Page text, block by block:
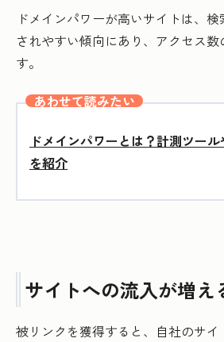
ドメインパワーが高いサイトは、
されやすい傾向にあり、アクセス
す。
あわせて読みたい
ドメインパワーとは？計測ツー
を紹介
サイトへの流入が増え
被リンクを獲得すると、自社のサ